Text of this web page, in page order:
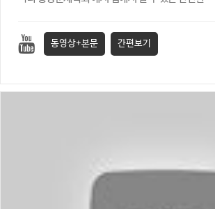
동영상+본문 간편보기